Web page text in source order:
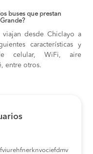
buses que prestan
desde Chiclayo a
características y
celular, WiFi, aire
entre otros.